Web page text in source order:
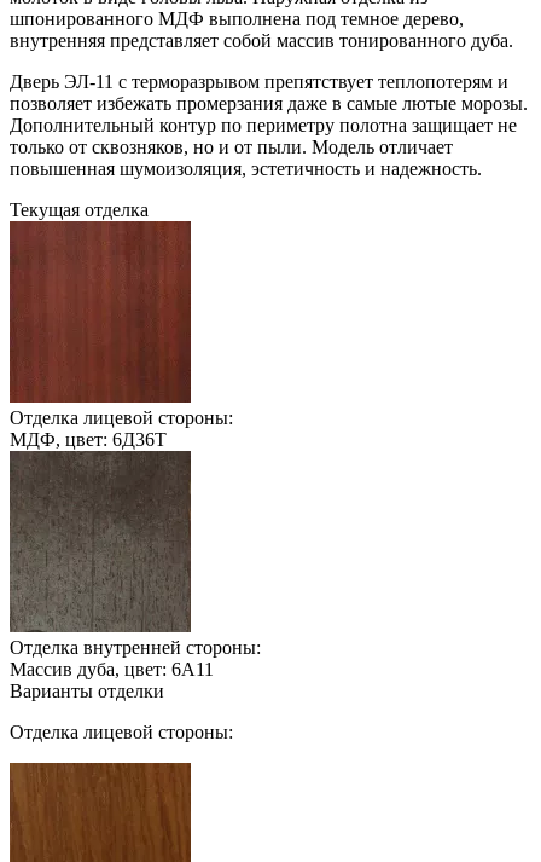
шпонированного МДФ выполнена под темное дерево,
внутренняя представляет собой массив тонированного дуба.
Дверь ЭЛ-11 с терморазрывом препятствует теплопотерям и
позволяет избежать промерзания даже в самые лютые морозы.
Дополнительный контур по периметру полотна защищает не
только от сквозняков, но и от пыли. Модель отличает
повышенная шумоизоляция, эстетичность и надежность.
Текущая отделка
Отделка лицевой стороны:
МДФ, цвет: 6Д36Т
Отделка внутренней стороны:
Массив дуба, цвет: 6А11
Варианты отделки
Отделка лицевой стороны: